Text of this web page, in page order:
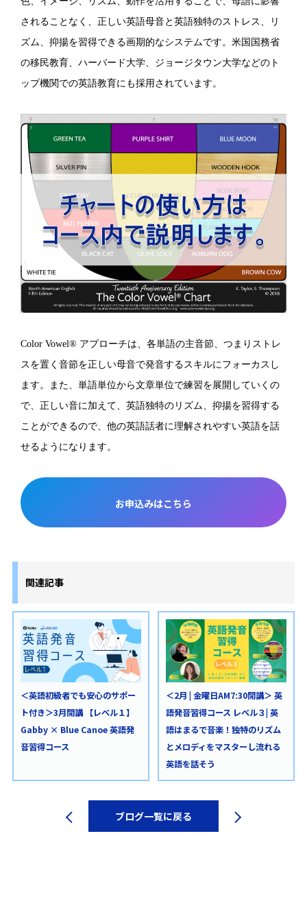
されることなく、正しい英語母音と英語独特のストレス、リ
ズム、抑揚を習得できる画期的なシステムです。米国国務省
の移民教育、ハーバード大学、ジョージタウン大学などのト
ップ機関での英語教育にも採用されています。
Color Vowel® アプローチは、各単語の主音節、つまりストレ
スを置く音節を正しい母音で発音するスキルにフォーカスし
ます。また、単語単位から文章単位で練習を展開していくの
で、正しい音に加えて、英語独特のリズム、抑揚を習得する
ことができるので、他の英語話者に理解されやすい英語を話
せるようになります。
お申込みはこちら
関連記事
＜英語初級者でも安心のサポー
ト付き＞3月開講 【レベル１】
Gabby × Blue Canoe 英語発
音習得コース
＜2月 | 金曜日AM7:30開講＞ 英
語発音習得コース レベル３| 英
語はまるで音楽！独特のリズム
とメロディをマスターし流れる
英語を話そう
ブログ一覧に戻る